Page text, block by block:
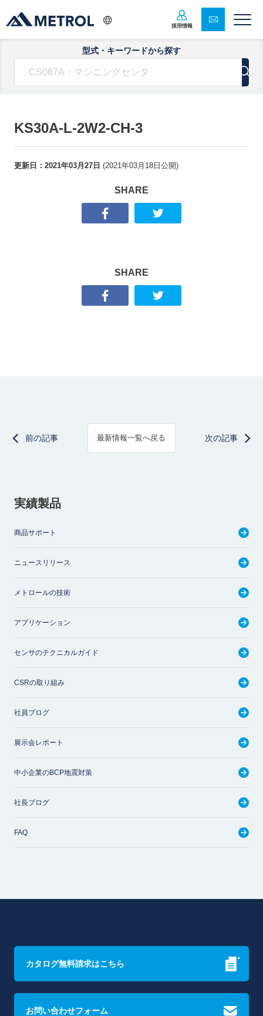
採用情報
型式・キーワードから探す
KS30A-L-2W2-CH-3
更新日： 2021年03月27日 (2021年03月18日 公開)
SHARE
SHARE
前の記事 最新情報一覧へ戻る 次の記事
実績製品
商品サポート
ニュースリリース
メトロールの技術
アプリケーション
センサのテクニカルガイド
CSRの取り組み
社員ブログ
展示会レポート
中小企業のBCP地震対策
社長ブログ
FAQ
カタログ無料請求はこちら
お問い合わせフォーム